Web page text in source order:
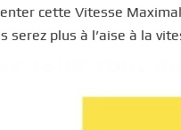
cette Vitesse
serez plus à l’aise à la